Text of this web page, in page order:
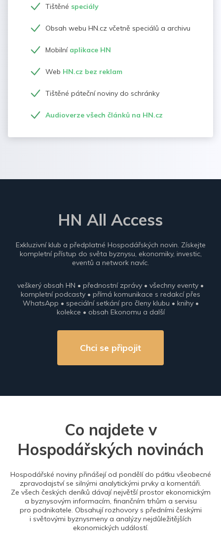
Tištěné speciály
Obsah webu HN.cz včetně speciálů a archivu
Mobilní aplikace HN
Web HN.cz bez reklam
Tištěné páteční noviny do schránky
Audioverze všech článků na HN.cz
HN All Access
Exkluzivní klub a předplatné Hospodářských novin. Získejte
kompletní přístup do světa byznysu, ekonomiky, investic,
eventů a network navíc.
veškerý obsah HN • přednostní zprávy • všechny eventy •
kompletní podcasty • přímá komunikace s redakcí přes
WhatsApp • speciální setkání pro členy klubu • knihy •
kolekce • obsah Ekonomu a další
Chci se připojit
Co najdete v
Hospodářských novinách
Hospodářské noviny přinášejí od pondělí do pátku všeobecné
zpravodajství se silnými analytickými prvky a komentáři.
Ze všech českých deníků dávají největší prostor ekonomickým
a byznysovým informacím, finančním trhům a servisu
pro podnikatele. Obsahují rozhovory s předními českými
i světovými byznysmeny a analýzy nejdůležitějších
ekonomických událostí.